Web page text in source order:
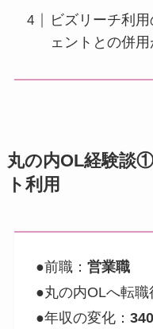
ビズリーチ利
ェントとの併用
丸の内OL経験談
ト利用
●前職： 営業職
●丸の内OLへ転職
●年収の変化：